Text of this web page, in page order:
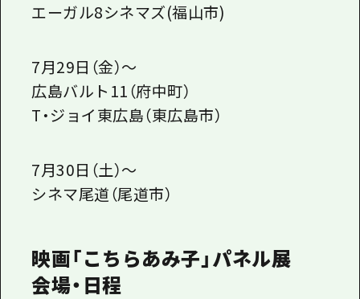
エーガル8シネマズ(福山市)
7月29日（金）～
広島バルト11（府中町）
T・ジョイ東広島（東広島市）
7月30日（土）～
シネマ尾道（尾道市）
映画「こちらあみ子」パネル展
会場・日程